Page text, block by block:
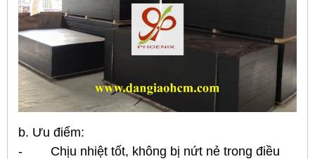
b. Ưu điểm:
- Chịu nhiệt tốt, không bị nứt nẻ trong điều